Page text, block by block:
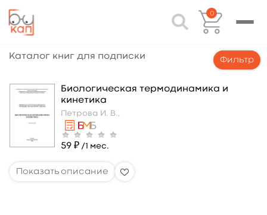
0
Каталог книг для подписки Фильтр
Биологическая термодинамика и
кинетика
Петрова И. В.,
59 ₽ /1 мес.